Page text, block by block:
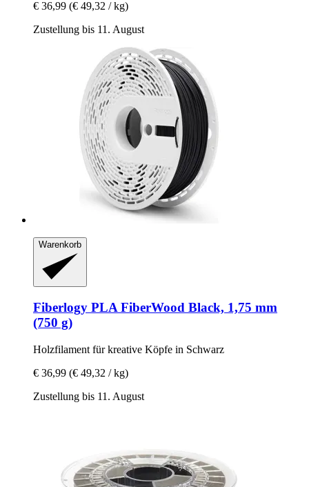
€ 36,99 (€ 49,32 / kg)
Zustellung bis 11. August
Warenkorb
Fiberlogy PLA FiberWood Black, 1,75 mm
(750 g)
Holzfilament für kreative Köpfe in Schwarz
€ 36,99 (€ 49,32 / kg)
Zustellung bis 11. August